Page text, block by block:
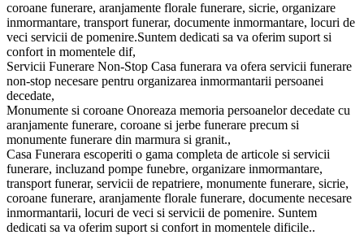
coroane funerare, aranjamente florale funerare, sicrie, organizare
inmormantare, transport funerar, documente inmormantare, locuri de
veci servicii de pomenire.Suntem dedicati sa va oferim suport si
confort in momentele dif,
Servicii Funerare Non-Stop Casa funerara va ofera servicii funerare
non-stop necesare pentru organizarea inmormantarii persoanei
decedate,
Monumente si coroane Onoreaza memoria persoanelor decedate cu
aranjamente funerare, coroane si jerbe funerare precum si
monumente funerare din marmura si granit.,
Casa Funerara escoperiti o gama completa de articole si servicii
funerare, incluzand pompe funebre, organizare inmormantare,
transport funerar, servicii de repatriere, monumente funerare, sicrie,
coroane funerare, aranjamente florale funerare, documente necesare
inmormantarii, locuri de veci si servicii de pomenire. Suntem
dedicati sa va oferim suport si confort in momentele dificile..